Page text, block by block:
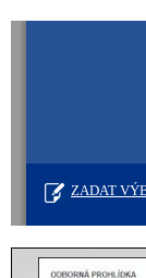
ZADAT